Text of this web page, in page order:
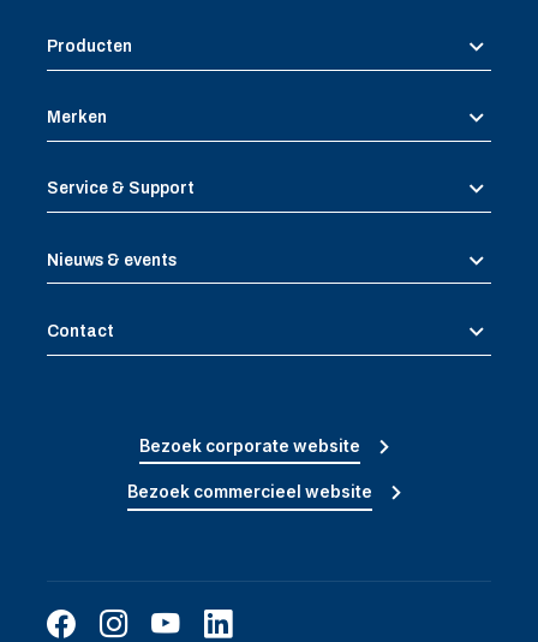
Producten
Merken
Service & Support
Nieuws & events
Contact
Bezoek corporate website
Bezoek commercieel website